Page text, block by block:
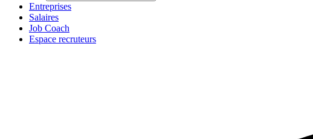
Entreprises
Salaires
Job Coach
Espace recruteurs